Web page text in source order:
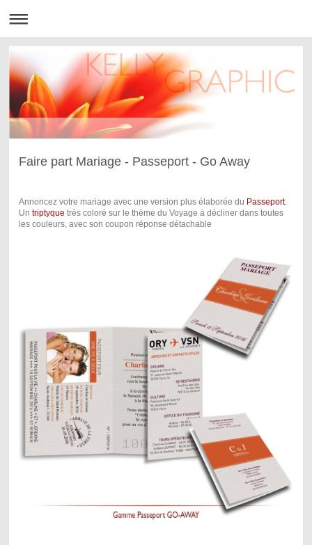
Faire part Mariage - Passeport - Go Away
Annoncez votre mariage avec une version plus élaborée du Passeport.
Un triptyque très coloré sur le thème du Voyage à décliner dans toutes
les couleurs, avec son coupon réponse détachable